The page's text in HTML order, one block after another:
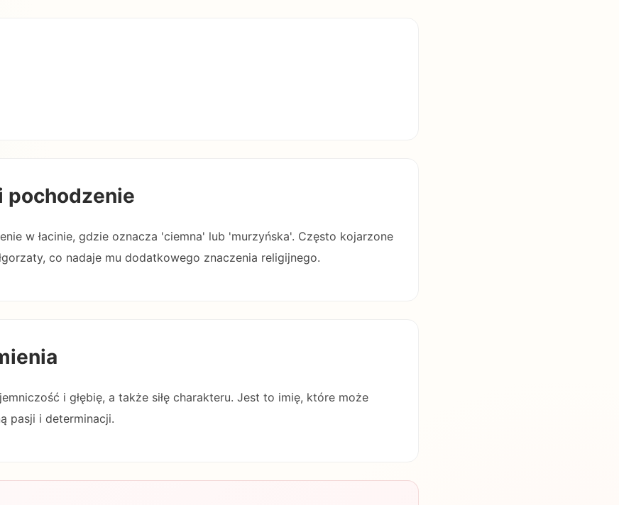
pochodzenie
w łacinie, gdzie oznacza 'ciemna' lub 'murzyńska'. Często kojarzone
co nadaje mu dodatkowego znaczenia religijnego.
i głębię, a także siłę charakteru. Jest to imię, które może
pasji i determinacji.